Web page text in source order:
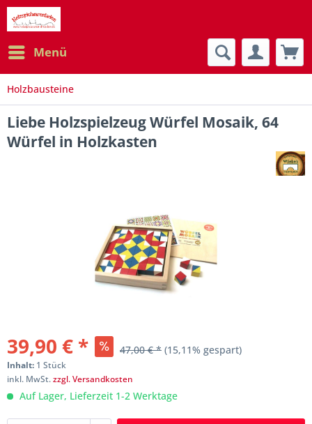
Menü
Holzbausteine
Liebe Holzspielzeug Würfel Mosaik, 64
Würfel in Holzkasten
39,90 € * 47,00 € * (15,11% gespart)
Inhalt: 1 Stück
inkl. MwSt.zzgl. Versandkosten
Auf Lager, Lieferzeit 1-2 Werktage